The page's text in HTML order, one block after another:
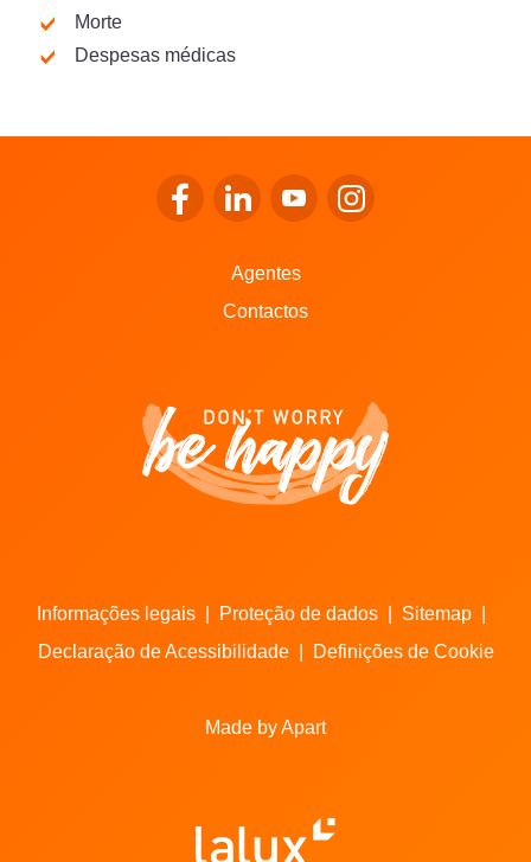
Morte
Despesas médicas
Ir para o Facebook da LALUX
Ir para o LinkedIn da LALUX
Ir para o YouTube da
Ir para o Instagram
Agentes
Contactos
Informações legais Proteção de dados Sitemap
Declaração de Acessibilidade
Definições de Cookie
Made by Apart